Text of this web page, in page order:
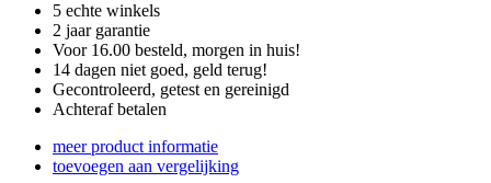
5 echte winkels
2 jaar garantie
Voor 16.00 besteld, morgen in huis!
14 dagen niet goed, geld terug!
Gecontroleerd, getest en gereinigd
Achteraf betalen
meer product informatie
toevoegen aan vergelijking